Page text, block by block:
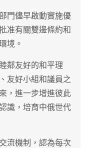
門儘早啟動實施優
准有關雙邊條約和
境。
鄰友好的和平理
友好小組和議員之
，進一步增進彼此
識，培育中俄世代
流機制，認為每次